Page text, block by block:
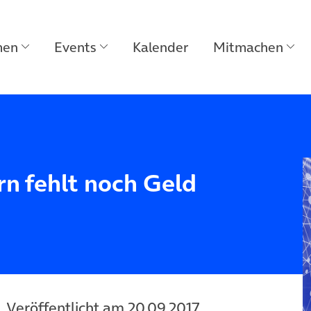
Events Kalender Mitmachen
fehlt noch Geld